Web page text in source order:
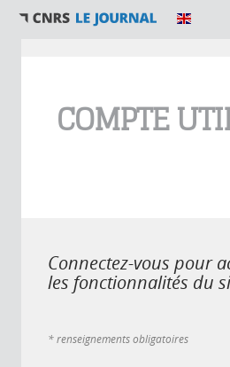
COMPTE
Connectez-vous pour
les fonctionnalités du
* renseignements obligatoires